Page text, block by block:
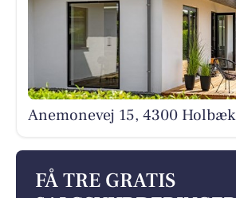
Anemonevej 15, 4300 Holbæk
FÅ TRE GRATIS